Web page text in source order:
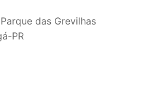
das Grevilhas
PR